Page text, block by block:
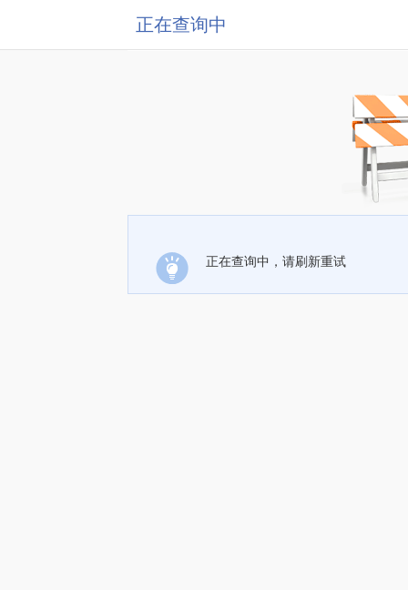
正在查询中
正在查询中，请刷新重试